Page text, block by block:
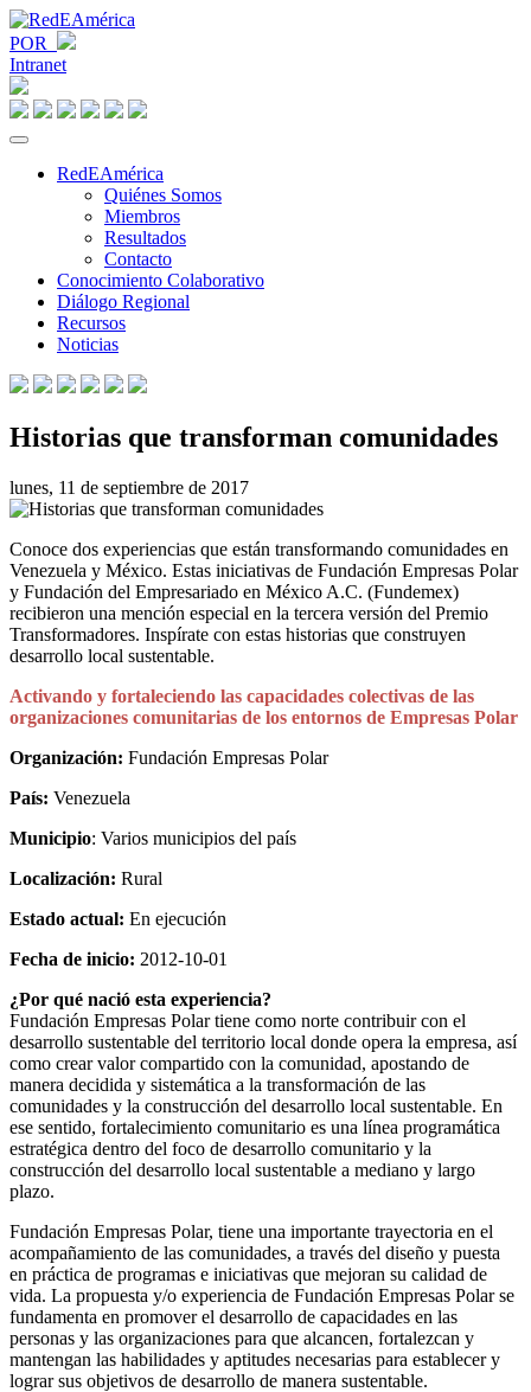
POR
Intranet
RedEAmérica
Quiénes Somos
Miembros
Resultados
Contacto
Conocimiento Colaborativo
Diálogo Regional
Recursos
Noticias
Historias que transforman comunidades
lunes, 11 de septiembre de 2017
Conoce dos experiencias que están transformando comunidades en
Venezuela y México. Estas iniciativas de Fundación Empresas Polar
y Fundación del Empresariado en México A.C. (Fundemex)
recibieron una mención especial en la tercera versión del Premio
Transformadores. Inspírate con estas historias que construyen
desarrollo local sustentable.
Activando y fortaleciendo las capacidades colectivas de las
organizaciones comunitarias de los entornos de Empresas Polar
Organización: Fundación Empresas Polar
País: Venezuela
Municipio: Varios municipios del país
Localización: Rural
Estado actual: En ejecución
Fecha de inicio: 2012-10-01
¿Por qué nació esta experiencia?
Fundación Empresas Polar tiene como norte contribuir con el
desarrollo sustentable del territorio local donde opera la empresa, así
como crear valor compartido con la comunidad, apostando de
manera decidida y sistemática a la transformación de las
comunidades y la construcción del desarrollo local sustentable. En
ese sentido, fortalecimiento comunitario es una línea programática
estratégica dentro del foco de desarrollo comunitario y la
construcción del desarrollo local sustentable a mediano y largo
plazo.
Fundación Empresas Polar, tiene una importante trayectoria en el
acompañamiento de las comunidades, a través del diseño y puesta
en práctica de programas e iniciativas que mejoran su calidad de
vida. La propuesta y/o experiencia de Fundación Empresas Polar se
fundamenta en promover el desarrollo de capacidades en las
personas y las organizaciones para que alcancen, fortalezcan y
mantengan las habilidades y aptitudes necesarias para establecer y
lograr sus objetivos de desarrollo de manera sustentable.